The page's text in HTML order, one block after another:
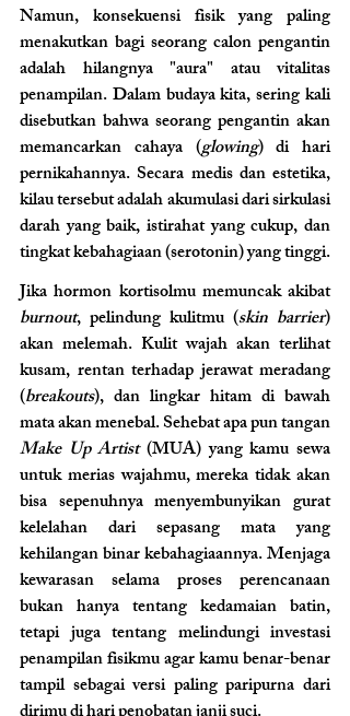
Namun, konsekuensi fisik yang paling
menakutkan bagi seorang calon pengantin
adalah hilangnya "aura" atau vitalitas
penampilan. Dalam budaya kita, sering kali
disebutkan bahwa seorang pengantin akan
memancarkan cahaya (glowing) di hari
pernikahannya. Secara medis dan estetika,
kilau tersebut adalah akumulasi dari sirkulasi
darah yang baik, istirahat yang cukup, dan
tingkat kebahagiaan (serotonin) yang tinggi.
Jika hormon kortisolmu memuncak akibat
burnout, pelindung kulitmu (skin barrier)
akan melemah. Kulit wajah akan terlihat
kusam, rentan terhadap jerawat meradang
(breakouts), dan lingkar hitam di bawah
Make Up Artist (MUA) yang kamu sewa
untuk merias wajahmu, mereka tidak akan
bisa sepenuhnya menyembunyikan gurat
kelelahan dari sepasang mata yang
kehilangan binar kebahagiaannya. Menjaga
kewarasan selama proses perencanaan
bukan hanya tentang kedamaian batin,
tetapi juga tentang melindungi investasi
penampilan fisikmu agar kamu benar-benar
tampil sebagai versi paling paripurna dari